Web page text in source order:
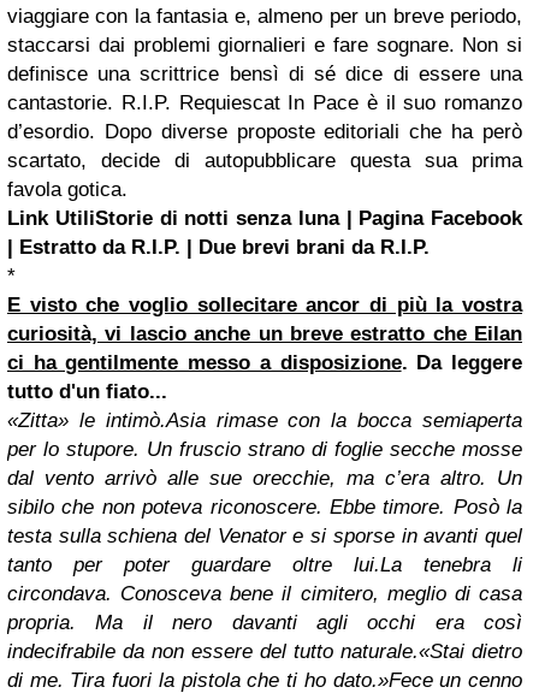
viaggiare con la fantasia e, almeno per un breve periodo,
staccarsi dai problemi giornalieri e fare sognare. Non si
definisce una scrittrice bensì di sé dice di essere una
cantastorie. R.I.P. Requiescat In Pace è il suo romanzo
d’esordio. Dopo diverse proposte editoriali che ha però
scartato, decide di autopubblicare questa sua prima
favola gotica.
Link UtiliStorie di notti senza luna | Pagina Facebook
| Estratto da R.I.P. | Due brevi brani da R.I.P.
*
E visto che voglio sollecitare ancor di più la vostra
curiosità, vi lascio anche un breve estratto che Eilan
ci ha gentilmente messo a disposizione. Da leggere
tutto d'un fiato...
«Zitta» le intimò.Asia rimase con la bocca semiaperta
per lo stupore. Un fruscio strano di foglie secche mosse
dal vento arrivò alle sue orecchie, ma c’era altro. Un
sibilo che non poteva riconoscere. Ebbe timore. Posò la
testa sulla schiena del Venator e si sporse in avanti quel
tanto per poter guardare oltre lui.La tenebra li
circondava. Conosceva bene il cimitero, meglio di casa
propria. Ma il nero davanti agli occhi era così
indecifrabile da non essere del tutto naturale.«Stai dietro
di me. Tira fuori la pistola che ti ho dato.»Fece un cenno